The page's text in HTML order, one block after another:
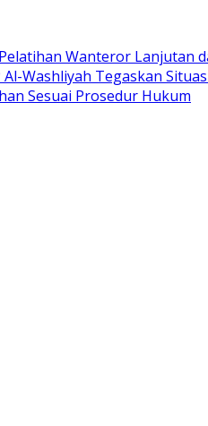
Wanteror Lanjutan
Al-Washliyah Tegaskan
Sesuai Prosedur Hukum